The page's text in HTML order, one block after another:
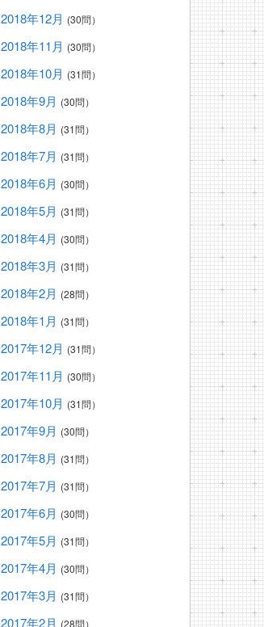
2018年12月 (30問）
2018年11月 (30問）
2018年10月 (31問）
2018年9月 (30問）
2018年8月 (31問）
2018年7月 (31問）
2018年6月 (30問）
2018年5月 (31問）
2018年4月 (30問）
2018年3月 (31問）
2018年2月 (28問）
2018年1月 (31問）
2017年12月 (31問）
2017年11月 (30問）
2017年10月 (31問）
2017年9月 (30問）
2017年8月 (31問）
2017年7月 (31問）
2017年6月 (30問）
2017年5月 (31問）
2017年4月 (30問）
2017年3月 (31問）
2017年2月 (28問）